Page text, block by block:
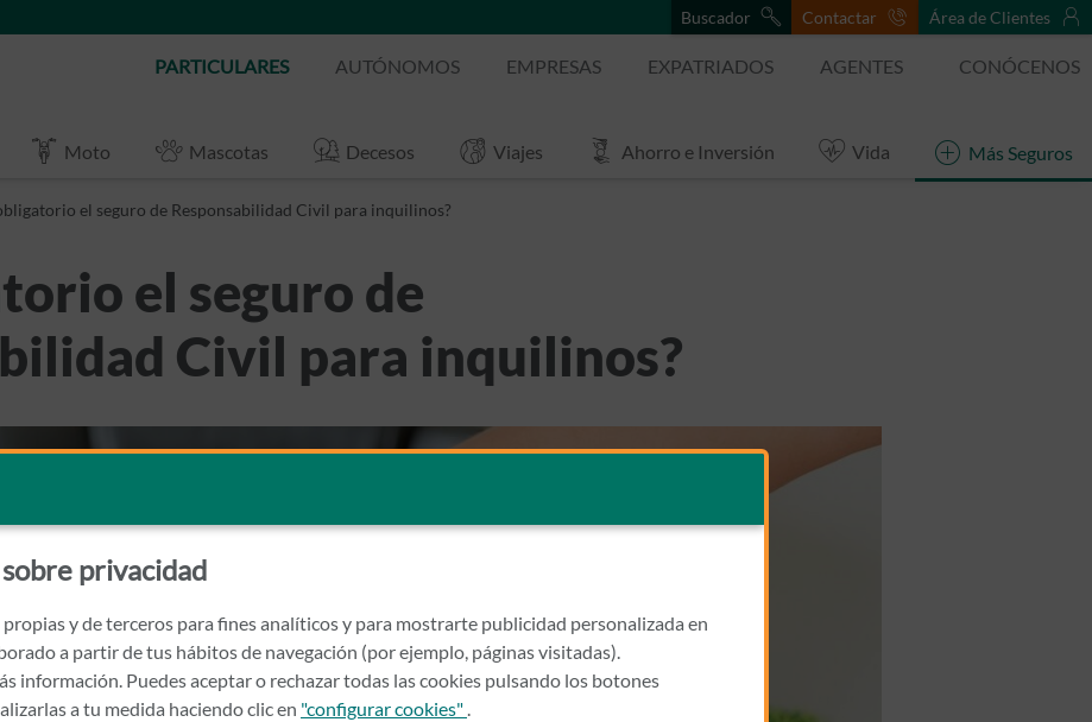
Buscador Contactar Área de Clientes
PARTICULARES
Moto Mascotas Decesos Viajes Ahorro e Inversión Vida Más Seguros
AUTÓNOMOS EMPRESAS EXPATRIADOS AGENTES CONÓCENOS
el seguro de Responsabilidad Civil para inquilinos?
el seguro de
Civil para inquilinos?
privacidad
y de terceros para fines analíticos y para mostrarte publicidad personalizada en
a partir de tus hábitos de navegación (por ejemplo, páginas visitadas).
información. Puedes aceptar o rechazar todas las cookies pulsando los botones
a tu medida haciendo clic en "configurar cookies" .